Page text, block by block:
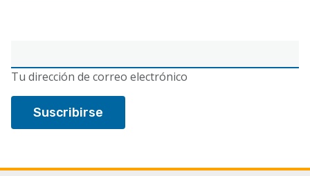
electrónico
Tu dirección de correo electrónico